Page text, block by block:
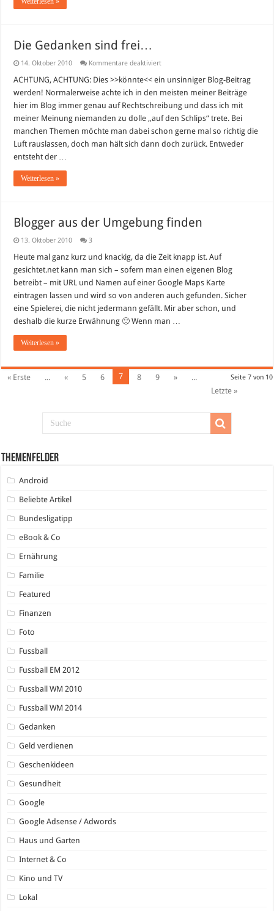
Die Gedanken sind frei…
14. Oktober 2010 Kommentare deaktiviertfür
Gedanken
frei…
ACHTUNG, ACHTUNG: Dies >>könnte<< ein unsinniger Blog-Beitrag
werden! Normalerweise achte ich in den meisten meiner Beiträge
hier im Blog immer genau auf Rechtschreibung und dass ich mit
meiner Meinung niemanden zu dolle „auf den Schlips“ trete. Bei
manchen Themen möchte man dabei schon gerne mal so richtig die
Luft rauslassen, doch man hält sich dann doch zurück. Entweder
entsteht der …
Weiterlesen »
Blogger aus der Umgebung finden
13. Oktober 2010 3
Heute mal ganz kurz und knackig, da die Zeit knapp ist. Auf
gesichtet.net kann man sich – sofern man einen eigenen Blog
betreibt – mit URL und Namen auf einer Google Maps Karte
eintragen lassen und wird so von anderen auch gefunden. Sicher
eine Spielerei, die nicht jedermann gefällt. Mir aber schon, und
deshalb die kurze Erwähnung 🙂 Wenn man …
Weiterlesen »
Seite 7 von 10
« Erste ... « 5 6 7 8 9 »
...
Letzte »
Themenfelder
Android
Beliebte Artikel
Bundesligatipp
eBook & Co
Ernährung
Familie
Featured
Finanzen
Foto
Fussball
Fussball EM 2012
Fussball WM 2010
Fussball WM 2014
Gedanken
Geld verdienen
Geschenkideen
Gesundheit
Google
Google Adsense / Adwords
Haus und Garten
Internet & Co
Kino und TV
Lokal